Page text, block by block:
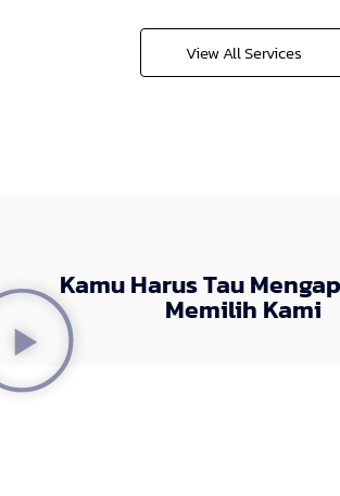
View All Services
Kamu Harus Tau
Memilih Kami